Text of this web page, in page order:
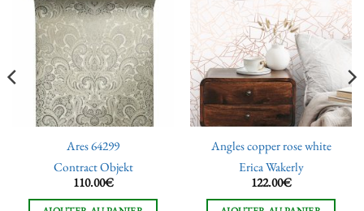
Ajouter
à la liste
de
souhaits
Ares 64299
Contract Objekt
110.00€
Ajouter
à la liste
de
souhaits
Angles copper rose white
Erica Wakerly
122.00€